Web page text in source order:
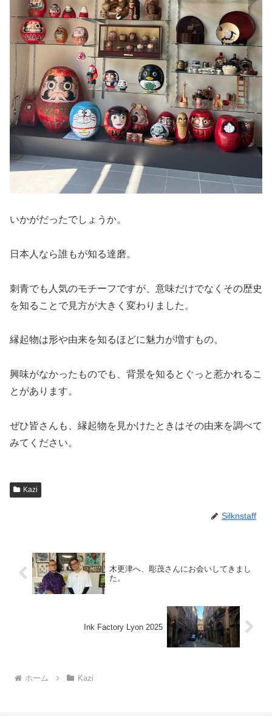
いかがだったでしょうか。
日本人なら誰もが知る達磨。
刺青でも人気のモチーフですが、意味だけでなくその歴史
を知ることで見方が大きく変わりました。
縁起物は形や由来を知るほどに魅力が増すもの。
興味がなかったものでも、背景を知るとぐっと惹かれるこ
とがあります。
ぜひ皆さんも、縁起物を見かけたときはその由来を調べて
みてください。
Kazi
Silknstaff
木更津へ、彫茂さんにお会いしてきまし
た。
Ink Factory Lyon 2025
ホーム Kazi